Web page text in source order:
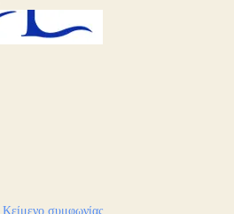
Κείμενο συμφωνίας